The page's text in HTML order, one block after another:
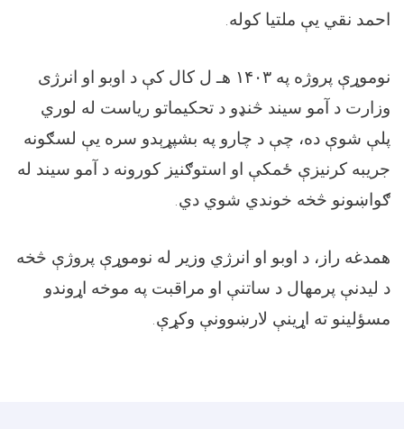
احمد نقي یې ملتیا کوله.
نوموړې پروژه په ۱۴۰۳ هـ ل کال کې د اوبو او انرژی
وزارت د آمو سیند څنډو د تحکیماتو ریاست له لوري
پلې شوې ده، چې د چارو په بشپړېدو سره یې لسګونه
جریبه کرنیزې ځمکې او استوګنیز کورونه د آمو سیند له
ګواښونو څخه خوندي شوي دي.
همدغه راز، د اوبو او انرژي وزیر له نوموړې پروژې څخه
د ليدنې پرمهال د ساتنې او مراقبت په موخه اړوندو
مسؤلینو ته اړینې لارښوونې وکړې.